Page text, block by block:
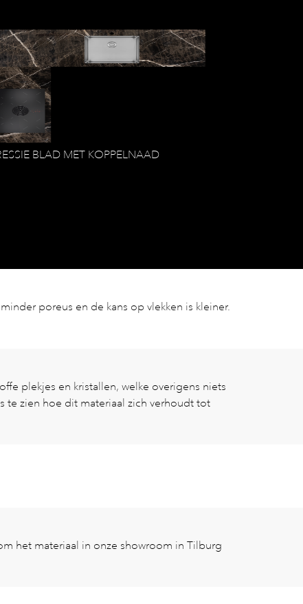
BLAD MET KOPPELNAAD
poreus en de kans op vlekken is kleiner.
plekjes en kristallen, welke overigens niets
te zien hoe dit materiaal zich verhoudt tot
het materiaal in onze showroom in Tilburg